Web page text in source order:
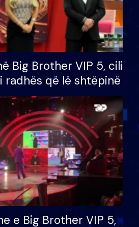
Big Brother VIP 5, cili
radhës që lë shtëpinë
e Big Brother VIP 5,